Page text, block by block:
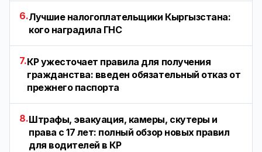
6.Лучшие налогоплательщики Кыргызстана:
кого наградила ГНС
7.КР ужесточает правила для получения
гражданства: введен обязательный отказ от
прежнего паспорта
8.Штрафы, эвакуация, камеры, скутеры и
права с 17 лет: полный обзор новых правил
для водителей в КР